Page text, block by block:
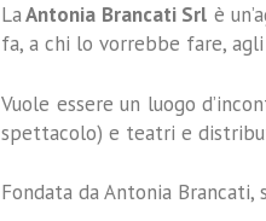
LaAntonia Brancati Srl è
fa, a chi lo vorrebbe fare,
Vuole essere un luogo
spettacolo) e teatri e
Fondata daAntonia Brancati,